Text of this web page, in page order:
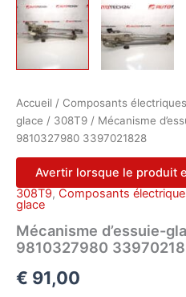
Accueil / Composants électriques
glace / 308T9 / Mécanisme
9810327980 3397021828
Avertir lorsque le produit
308T9, Composants
glace
Mécanisme d’essuie-
9810327980
€ 91,00